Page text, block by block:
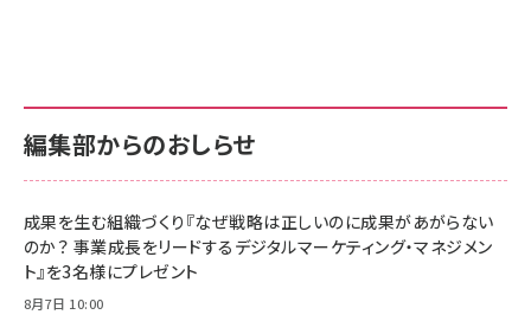
￥880
anan(アンアン)2026/06/24号 No.2500増
刊 スペシャルエディション[王道エンタメの矜
￥1,100
anan(アンアン)2026/07/08号 No.2502[2026
内サポート正規品 メーカー保証5年
KLMEA128G
NIMASO ガラスフィルム iPhone 17 用 保護
止 貼りやすい ガイド枠付き いPhone17 (6.3
インチ) 対応 2枚セット DSP25F1698
￥1,599
内サポート正規品 メーカー保証5年
KLMEA128G
Amazon eギフトカード - Amazonロゴ - ク
￥5,000
Anker PowerLine III Flow USB-C & USB-C
編集部からのおしらせ
成果を生む組織づくり『なぜ戦略は正しいのに成果があがらない
のか？ 事業成長をリードするデジタルマーケティング・マネジメン
ト』を3名様にプレゼント
8月7日 10:00